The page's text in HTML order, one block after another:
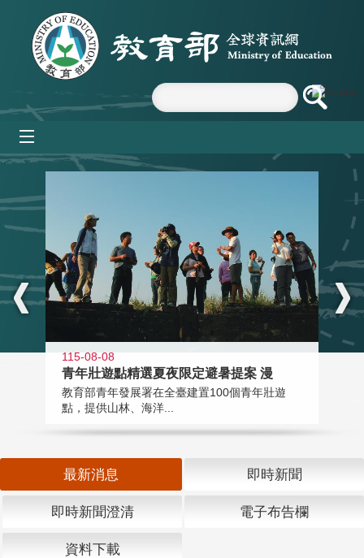
跳到主要內容區塊
:::
115-08-08
青年壯遊點精選夏夜限定避暑提案 漫
教育部青年發展署在全臺建置100個青年壯遊
點，提供山林、海洋...
最新消息 即時新聞
即時新聞澄清 電子布告欄
資料下載